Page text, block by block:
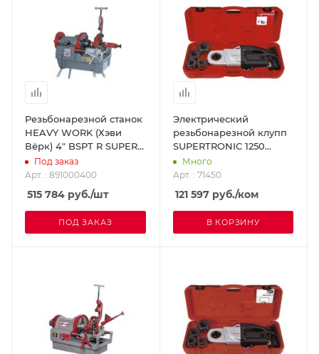
Резьбонарезной станок
HEAVY WORK (Хэви
Вёрк) 4" BSPT R SUPER-
EGO 891000400
Под заказ
Арт. : 891000400
515 784 руб./шт
ПОД ЗАКАЗ
Электрический
резьбонарезной клупп
SUPERTRONIC 1250
(Супертроник 1250) D 1/2
- 1,1/4" BSPT
ROTHENBERGER 71450
Много
Арт. : 71450
121 597руб./ком
В КОРЗИНУ